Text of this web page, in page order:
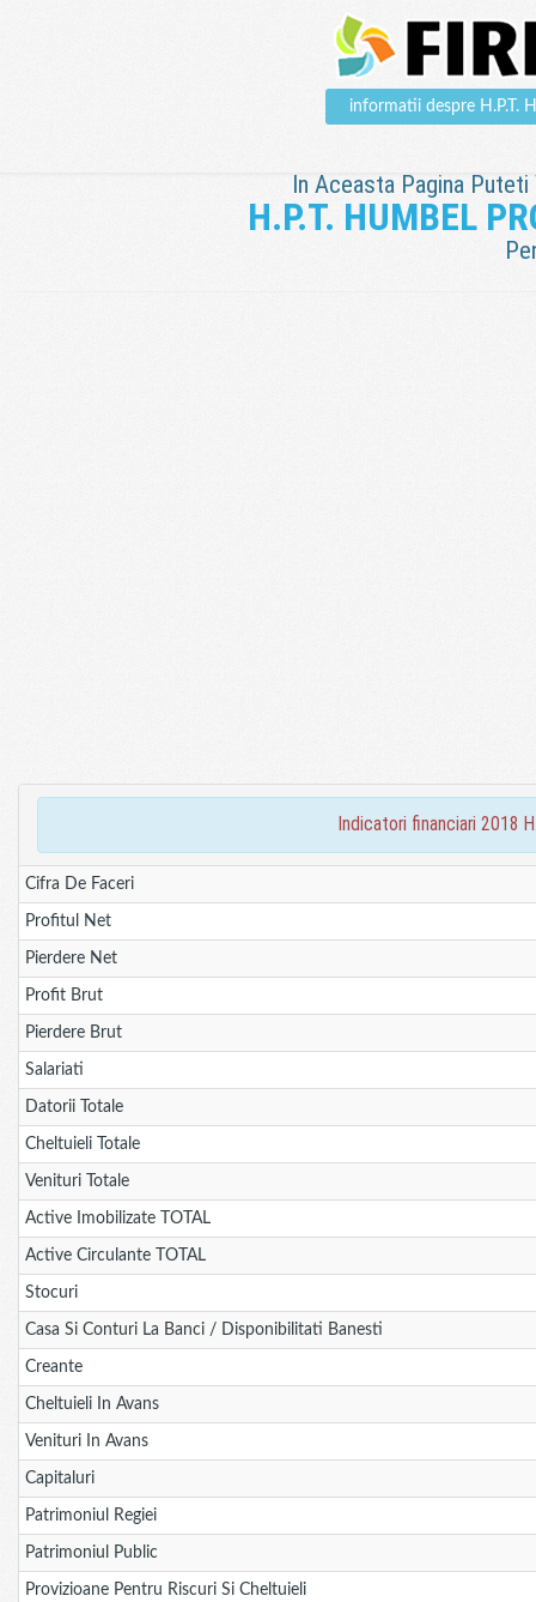
informatii despre H.P.T.
In Aceasta Pagina
H.P.T. HUMBEL
indicatori financiari 2018
Cifra De Faceri
Profitul Net
Pierdere Net
Profit Brut
Pierdere Brut
Salariati
Datorii Totale
Cheltuieli Totale
Venituri Totale
Active Imobilizate TOTAL
Active Circulante TOTAL
Stocuri
Casa Si Conturi La Banci / Disponibilitati Banesti
Creante
Cheltuieli In Avans
Venituri In Avans
Capitaluri
Patrimoniul Regiei
Patrimoniul Public
Provizioane Pentru Riscuri Si Cheltuieli